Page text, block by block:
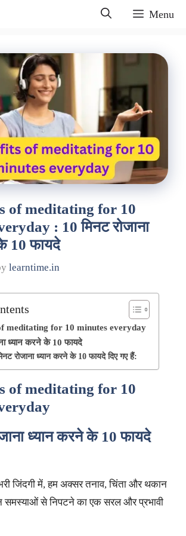
Menu
of meditating for 10
: 10 मिनट रोजाना
10 फायदे
learntime.in
meditating for 10 minutes everyday
ध्यान करने के 10 फायदे
रोजाना ध्यान करने के 10 फायदे दिए गए हैं:
of meditating for 10
ध्यान करने के 10 फायदे
जिंदगी में, हम अक्सर तनाव, चिंता और थकान
समस्याओं से निपटने का एक सरल और प्रभावी